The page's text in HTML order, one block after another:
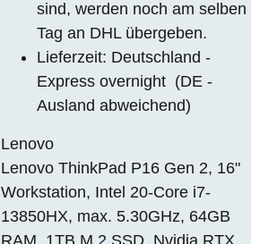
sind, werden noch am selben
Tag an DHL übergeben.
Lieferzeit: Deutschland -
Express overnight (DE -
Ausland abweichend)
Lenovo
Lenovo ThinkPad P16 Gen 2, 16"
Workstation, Intel 20-Core i7-
13850HX, max. 5.30GHz, 64GB
RAM, 1TB M.2 SSD, Nvidia RTX